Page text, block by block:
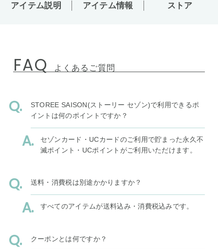
アイテム説明 アイテム情報 ストア
FAQ よくあるご質問
STOREE SAISON(ストーリー セゾン)で利用できるポ
イントは何のポイントですか？
セゾンカード・UCカードのご利用で貯まった永久不
滅ポイント・UCポイントがご利用いただけます。
送料・消費税は別途かかりますか？
すべてのアイテムが送料込み・消費税込みです。
クーポンとは何ですか？